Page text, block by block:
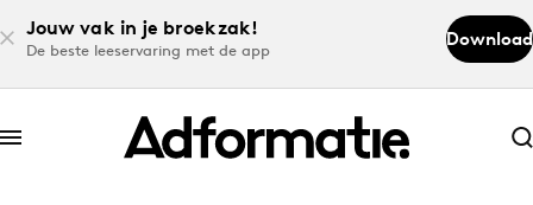
Jouw vak in je broekzak!
De beste leeservaring met de app
Download
Abonneer nu
Abonneer nu